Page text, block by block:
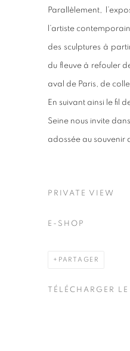
Parallèlement,
l’artiste
des sculptures à
du fleuve à refouler
aval de Paris, de
En suivant ainsi le fil
Seine nous invite
adossée au souvenir
PRIVATE VIEW
E-SHOP
PARTAGER
TÉLÉCHARGER